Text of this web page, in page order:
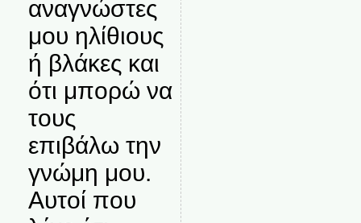
αναγνώστες
μου ηλίθιους
ή βλάκες και
ότι μπορώ να
τους
επιβάλω την
γνώμη μου.
Αυτοί που